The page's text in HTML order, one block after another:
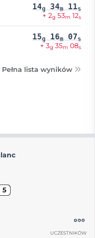
14g 34m 11s
+ 2g 53m 12s
15g 16m 07s
+ 3g 35m 08s
Pełna lista wyników
5
UCZESTNIKÓW